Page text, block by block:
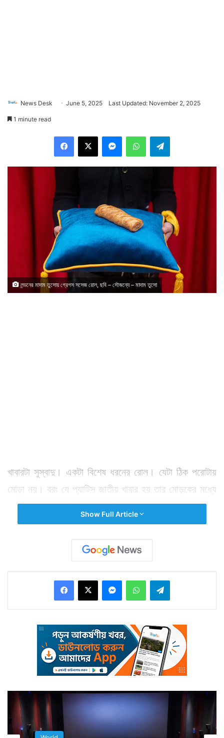
News Desk June 5, 2025 Last Updated: November 2, 2025
1 minute read
লন্ডনের মাদাম তুসোয় গ্রেগস সসেজ রোল, ছবি – সৌজন্যে – মাদাম তুসো
খাবারটা সুস্বাদু। একটা বিশেষ ধরনের রোল। যেটা ঠিক পরোটায়
মোড়া নয়। বরং যে প্যাটিস জাতীয় খাবার হয় তার মোড়কের মধ্যে
লুকোনো থাকে একটি সসেজ। এই নিয়েই একটি জনপ্রিয় খাবার।
তবে যে সে খাবার নয়।
এ খাবারের সঙ্গে জড়িয়ে আছে দেশের সাংস্কৃতিক ঐতিহ্য। তাই
তার কদর কেবল খাবারে সীমাবদ্ধ নয়। সেটা যে নয় তা এবার
Show Full Article